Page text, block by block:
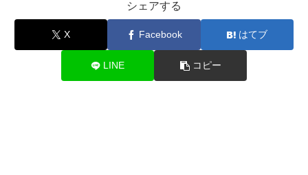
シェアする
X Facebook はてブ
LINE コピー